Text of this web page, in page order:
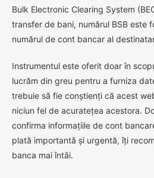
Bulk Electronic Clearing System
transfer de bani, numărul BSB este
numărul de cont bancar al
Instrumentul este oferit doar în
lucrăm din greu pentru a furniza
trebuie să fie conștienți că acest
niciun fel de acuratețea acestora.
confirma informațiile de cont
plată importantă și urgentă, îți
banca mai întâi.